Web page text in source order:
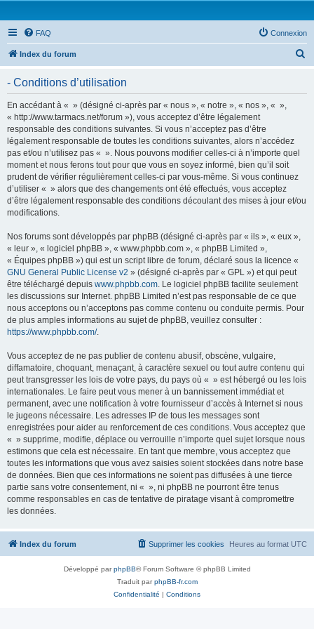
FAQ Connexion
Index du forum
- Conditions d’utilisation
En accédant à « » (désigné ci-après par « nous », « notre », « nos », « »,
« http://www.tarmacs.net/forum »), vous acceptez d’être légalement
responsable des conditions suivantes. Si vous n’acceptez pas d’être
légalement responsable de toutes les conditions suivantes, alors n’accédez
pas et/ou n’utilisez pas « ». Nous pouvons modifier celles-ci à n’importe quel
moment et nous ferons tout pour que vous en soyez informé, bien qu’il soit
prudent de vérifier régulièrement celles-ci par vous-même. Si vous continuez
d’utiliser « » alors que des changements ont été effectués, vous acceptez
d’être légalement responsable des conditions découlant des mises à jour et/ou
modifications.
Nos forums sont développés par phpBB (désigné ci-après par « ils », « eux »,
« leur », « logiciel phpBB », « www.phpbb.com », « phpBB Limited »,
« Équipes phpBB ») qui est un script libre de forum, déclaré sous la licence «
GNU General Public License v2 » (désigné ci-après par « GPL ») et qui peut
être téléchargé depuis www.phpbb.com. Le logiciel phpBB facilite seulement
les discussions sur Internet. phpBB Limited n’est pas responsable de ce que
nous acceptons ou n’acceptons pas comme contenu ou conduite permis. Pour
de plus amples informations au sujet de phpBB, veuillez consulter :
https://www.phpbb.com/.
Vous acceptez de ne pas publier de contenu abusif, obscène, vulgaire,
diffamatoire, choquant, menaçant, à caractère sexuel ou tout autre contenu qui
peut transgresser les lois de votre pays, du pays où « » est hébergé ou les lois
internationales. Le faire peut vous mener à un bannissement immédiat et
permanent, avec une notification à votre fournisseur d’accès à Internet si nous
le jugeons nécessaire. Les adresses IP de tous les messages sont
enregistrées pour aider au renforcement de ces conditions. Vous acceptez que
« » supprime, modifie, déplace ou verrouille n’importe quel sujet lorsque nous
estimons que cela est nécessaire. En tant que membre, vous acceptez que
toutes les informations que vous avez saisies soient stockées dans notre base
de données. Bien que ces informations ne soient pas diffusées à une tierce
partie sans votre consentement, ni « », ni phpBB ne pourront être tenus
comme responsables en cas de tentative de piratage visant à compromettre
les données.
Index du forum Heures au format UTC
Supprimer les cookies
Développé parphpBB® Forum Software © phpBB Limited
Traduit parphpBB-fr.com
Confidentialité | Conditions